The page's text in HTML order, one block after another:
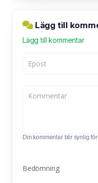
Lägg till
Lägg till kommentar
Din kommentar blir synlig
Bedömning